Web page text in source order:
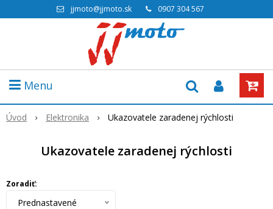
jjmoto@jjmoto.sk 0907 304 567
Menu
Úvod Elektronika Ukazovatele zaradenej rýchlosti
Ukazovatele zaradenej rýchlosti
Zoradiť:
Prednastavené